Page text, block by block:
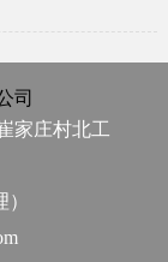
司
家庄村北工